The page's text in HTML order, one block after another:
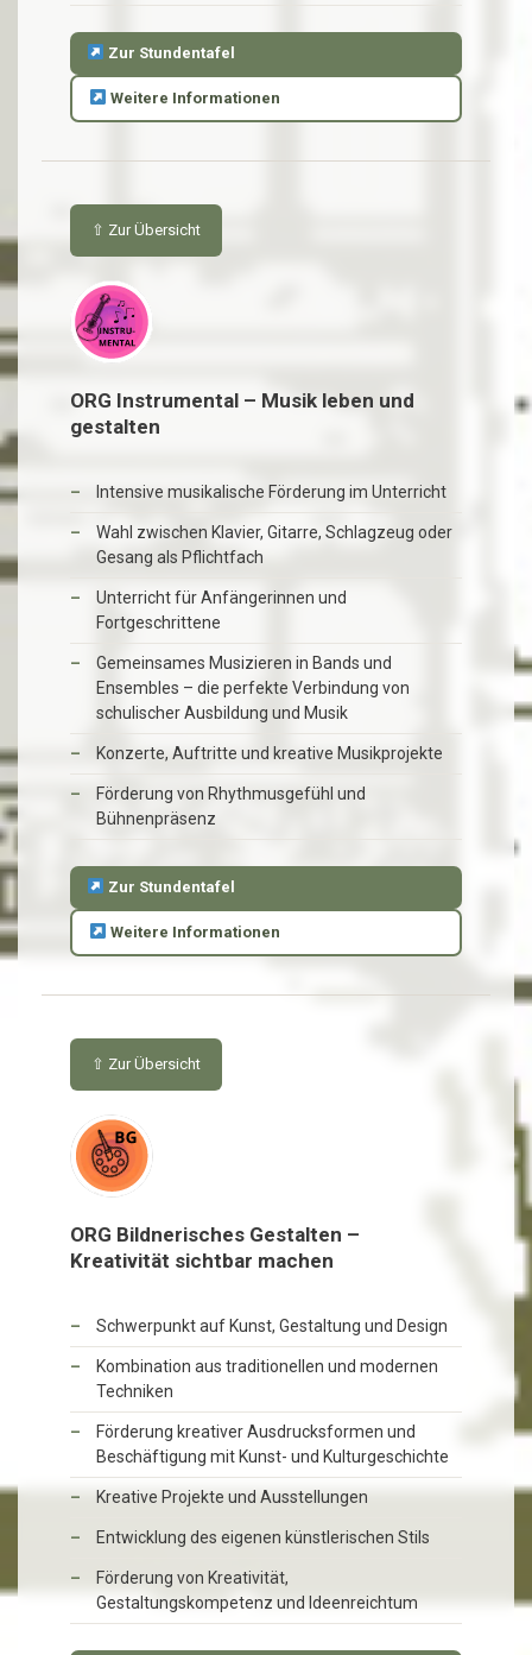
Zur Stundentafel
Weitere Informationen
⇧ Zur Übersicht
ORG Instrumental – Musik leben und
gestalten
Intensive musikalische Förderung im Unterricht
Wahl zwischen Klavier, Gitarre, Schlagzeug oder
Gesang als Pflichtfach
Unterricht für Anfängerinnen und
Fortgeschrittene
Gemeinsames Musizieren in Bands und
Ensembles – die perfekte Verbindung von
schulischer Ausbildung und Musik
Konzerte, Auftritte und kreative Musikprojekte
Förderung von Rhythmusgefühl und
Bühnenpräsenz
Zur Stundentafel
Weitere Informationen
⇧ Zur Übersicht
ORG Bildnerisches Gestalten –
Kreativität sichtbar machen
Schwerpunkt auf Kunst, Gestaltung und Design
Kombination aus traditionellen und modernen
Techniken
Förderung kreativer Ausdrucksformen und
Beschäftigung mit Kunst- und Kulturgeschichte
Kreative Projekte und Ausstellungen
Entwicklung des eigenen künstlerischen Stils
Förderung von Kreativität,
Gestaltungskompetenz und Ideenreichtum